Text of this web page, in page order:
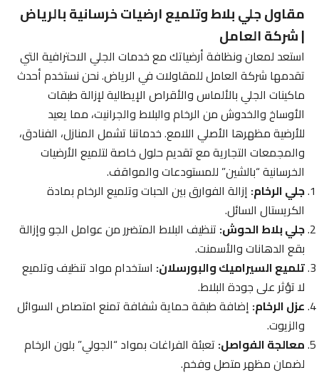
مقاول جلي بلاط وتلميع ارضيات خرسانية بالرياض
| شركة العامل
استعد لمعان ونظافة أرضياتك مع خدمات الجلي الاحترافية التي
تقدمها شركة العامل للمقاولات في الرياض. نحن نستخدم أحدث
ماكينات الجلي بالألماس والأقراص الإيطالية لإزالة طبقات
الأوساخ والخدوش من الرخام والبلاط والجرانيت، مما يعيد
للأرضية مظهرها الأصلي اللامع. خدماتنا تشمل المنازل، الفنادق،
والمجمعات التجارية مع تقديم حلول خاصة لتلميع الأرضيات
الخرسانية “بالشين” للمستودعات والمواقف.
جلي الرخام:إزالة الفوارق بين الحبات وتلميع الرخام بمادة
الكريستال السائل.
جلي بلاط الحوش:تنظيف البلاط المتضرر من عوامل الجو وإزالة
بقع الدهانات والأسمنت.
تلميع السيراميك والبورسلان:استخدام مواد تنظيف وتلميع
لا تؤثر على جودة البلاط.
عزل الرخام:إضافة طبقة حماية شفافة تمنع امتصاص السوائل
والزيوت.
معالجة الفواصل:تعبئة الفراغات بمواد “الجولي” بلون الرخام
لضمان مظهر متصل وفخم.